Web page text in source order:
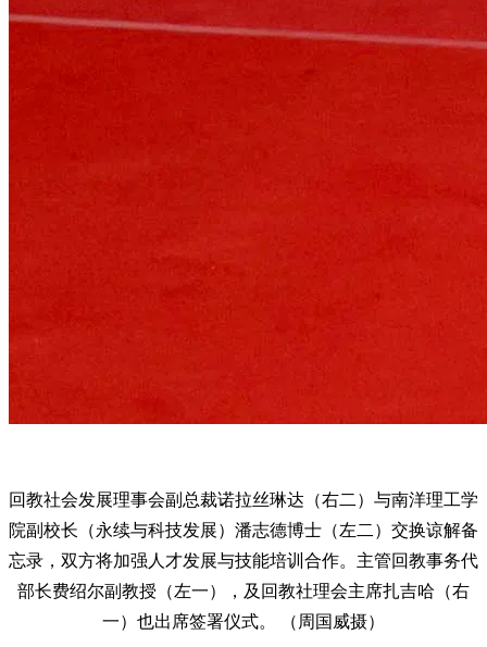
回教社会发展理事会副总裁诺拉丝琳达（右二）与南洋理工学
院副校长（永续与科技发展）潘志德博士（左二）交换谅解备
忘录，双方将加强人才发展与技能培训合作。主管回教事务代
部长费绍尔副教授（左一），及回教社理会主席扎吉哈（右
一）也出席签署仪式。 （周国威摄）